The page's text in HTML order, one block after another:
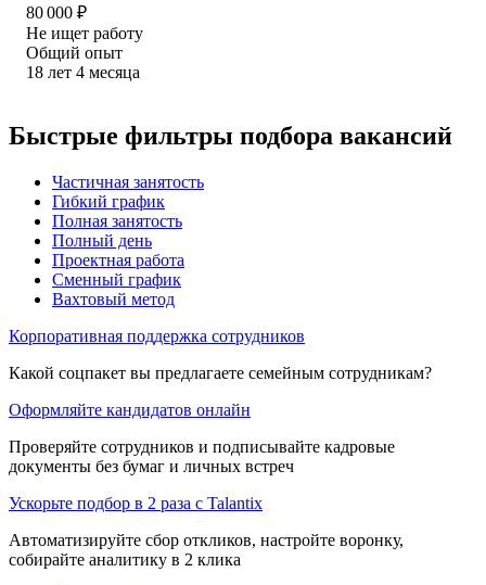
80 000 ₽
Не ищет работу
Общий опыт
18 лет 4 месяца
Быстрые фильтры подбора вакансий
Частичная занятость
Гибкий график
Полная занятость
Полный день
Проектная работа
Сменный график
Вахтовый метод
Корпоративная поддержка сотрудников
Какой соцпакет вы предлагаете семейным сотрудникам?
Оформляйте кандидатов онлайн
Проверяйте сотрудников и подписывайте кадровые
документы без бумаг и личных встреч
Ускорьте подбор в 2 раза с Talantix
Автоматизируйте сбор откликов, настройте воронку,
собирайте аналитику в 2 клика